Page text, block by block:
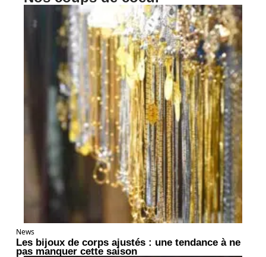
News
Les bijoux de corps ajustés : une tendance à ne
pas manquer cette saison